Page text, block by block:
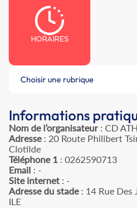
HORAIRES
Choisir une rubrique
Informations
Nom de l’organisateur: CD
Adresse: 20 Route Philibert
Clotilde
Téléphone 1 : 0262590713
Email : -
Site internet : -
Adresse du stade: 14 Rue Des
ILE